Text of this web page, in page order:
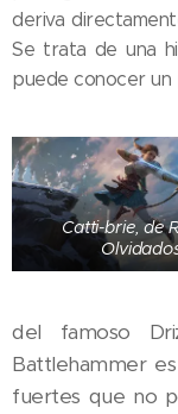
deriva
Se trata de una
puede conocer
Catti-brie, de
del famoso
Battlehammer
fuertes que no